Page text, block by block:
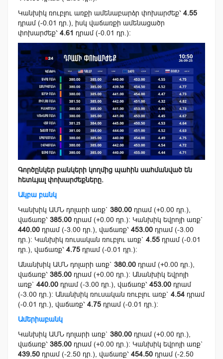
Կանխիկ ռուբլու առքի ամենաբարձր փոխարժեք՝ 4.55
դրամ (-0.01 դր.), իսկ վաճառքի ամենացածր
փոխարժեք՝ 4.61 դրամ (-0.01 դր.):
Գործընկեր բանկերի կողմից պահին սահմանված են
հետևյալ փոխարժեքները.
Ակբա բանկ
Կանխիկ ԱՄՆ դոլարի առք` 380.00 դրամ (+0.00 դր.),
վաճառք՝ 385.00 դրամ (+0.00 դր.): Կանխիկ եվրոյի առք`
440.00 դրամ (-3.00 դր.), վաճառք՝ 453.00 դրամ (-3.00
դր.): Կանխիկ ռուսական ռուբլու առք` 4.55 դրամ (-0.01
դր.), վաճառք՝ 4.75 դրամ (-0.01 դր.):
Անանխիկ ԱՄՆ դոլարի առք` 380.00 դրամ (+0.00 դր.),
վաճառք՝ 385.00 դրամ (+0.00 դր.): Անանխիկ եվրոյի
առք` 440.00 դրամ (-3.00 դր.), վաճառք՝ 453.00 դրամ
(-3.00 դր.): Անանխիկ ռուսական ռուբլու առք` 4.54 դրամ
(-0.01 դր.), վաճառք՝ 4.75 դրամ (-0.01 դր.):
Ամերիաբանկ
Կանխիկ ԱՄՆ դոլարի առք` 380.00 դրամ (+0.00 դր.),
վաճառք՝ 385.00 դրամ (+0.00 դր.): Կանխիկ եվրոյի առք`
439.50 դրամ (-2.50 դր.), վաճառք՝ 454.50 դրամ (-2.50